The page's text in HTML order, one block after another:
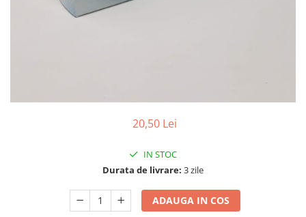
20,50 Lei
IN STOC
Durata de livrare: 3 zile
ADAUGA IN COS